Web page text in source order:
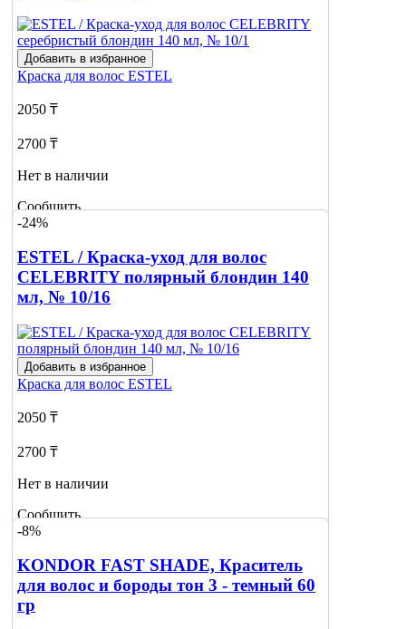
Добавить в избранное
Краска для волос ESTEL
2050 ₸
2700 ₸
Нет в наличии
Сообщить
о наличии
-24%
ESTEL / Краска-уход для волос
CELEBRITY полярный блондин 140
мл, № 10/16
Добавить в избранное
Краска для волос ESTEL
2050 ₸
2700 ₸
Нет в наличии
Сообщить
о наличии
-8%
KONDOR FAST SHADE, Краситель
для волос и бороды тон 3 - темный 60
гр